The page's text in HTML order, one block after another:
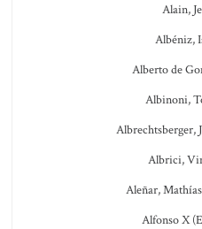
Alain,
Albéniz,
Alberto de
Albinoni,
Albrechtsberger,
Albrici,
Aleñar,
Alfonso X